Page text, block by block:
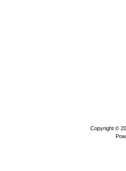
Copyright ©